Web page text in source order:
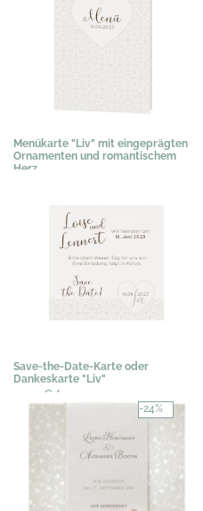
Menükarte "Liv" mit eingeprägten
Ornamenten und romantischem
Herz
Save-the-Date-Karte oder
Dankeskarte "Liv"
0,50 € *
-24%